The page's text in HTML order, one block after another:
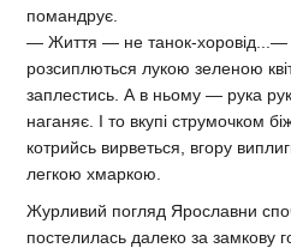
помандрує.
— Життя — не танок-хоровід...—
розсиплються лукою зеленою
заплестись. А в ньому — рука
наганяє. І то вкупі струмочком
котрийсь вирветься, вгору
легкою хмаркою.
Журливий погляд Ярославни
постелилась далеко за замкову